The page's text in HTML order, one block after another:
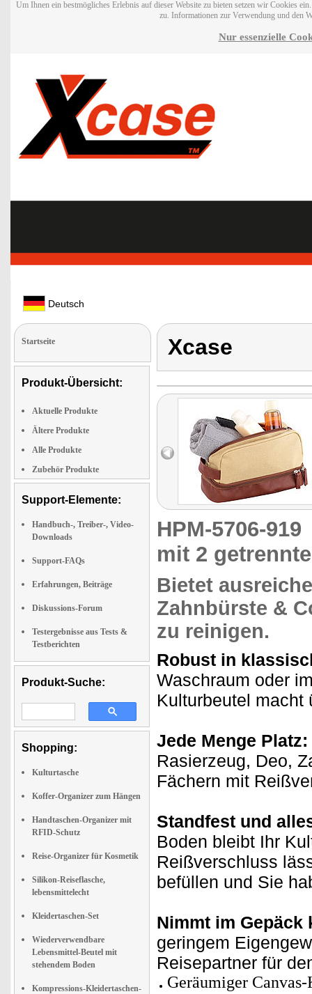
Um Ihnen ein bestmögliches Erlebnis auf dieser Website zu bieten setzen wir Cookies
zu. Informationen zur Verwendung und den
Nur essenzielle
Deutsch
Startseite
Produkt-Übersicht:
Aktuelle Produkte
Ältere Produkte
Alle Produkte
Zubehör Produkte
Support-Elemente:
Handbuch-, Treiber-, Video-
Downloads
Support-FAQs
Erfahrungen, Beiträge
Diskussions-Forum
Testergebnisse aus Tests &
Testberichten
Produkt-Suche:
Shopping:
Kulturtasche
Koffer-Organizer zum Hängen
Handtaschen-Organizer mit
RFID-Schutz
Reise-Organizer für Kosmetik
Silikon-Reiseflasche,
lebensmittelecht
Kleidertaschen-Set
Wiederverwendbare
Lebensmittel-Beutel mit
stehendem Boden
Kompressions-Kleidertaschen-
Xcase
HPM-5706-
mit 2
Bietet
Zahnbürste &
zu reinigen.
Robust in
Waschraum oder
Kulturbeutel macht
Jede Menge Platz:
Rasierzeug, Deo,
Fächern mit
Standfest und
Boden bleibt Ihr
Reißverschluss
befüllen und Sie
Nimmt im
geringem
Reisepartner für
Geräumiger